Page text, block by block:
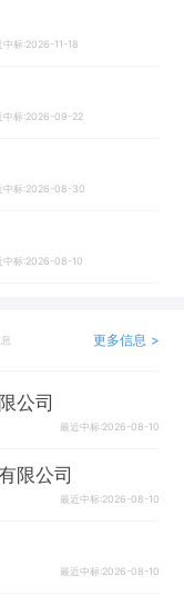
中标:2026-11-18
中标:2026-09-22
中标:2026-08-30
中标:2026-08-10
更多信息 >
公司
最近中标:2026-08-10
限公司
最近中标:2026-08-10
最近中标:2026-08-10